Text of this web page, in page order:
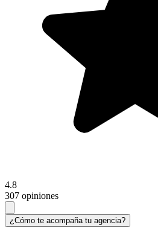
4.8
307 opiniones
¿Cómo te acompaña tu agencia?